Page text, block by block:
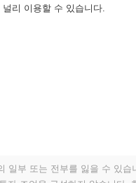
리 이용할 수 있습니다.
내고 있나요?
일부 또는 전부를 잃을 수 있습